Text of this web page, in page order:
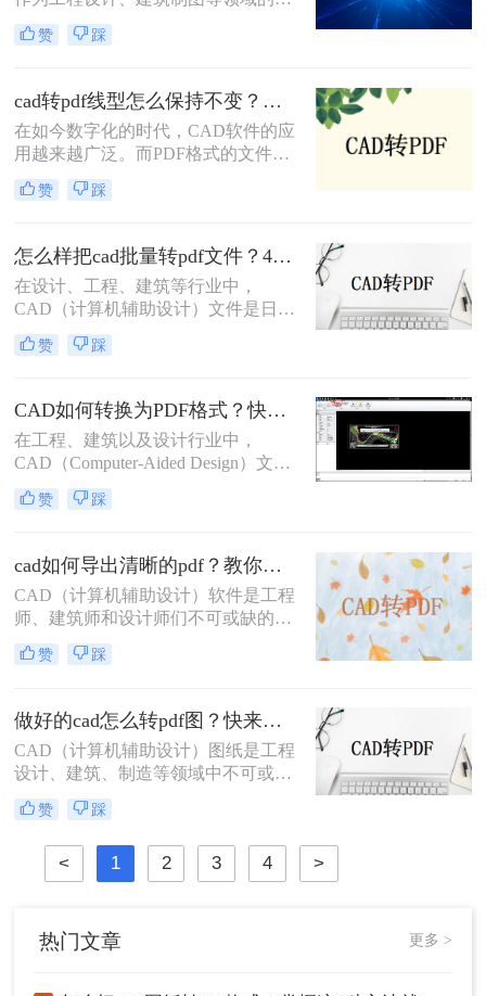
要工具，其转换为PDF（Portable
Document Format）文档的需求日益增
性和内容稳定性，成为了文档共享、
归档和展示的首选。那么如何将CAD
文档转成PDF文档呢？以下将详细介
绍几种将CAD文档转换成PDF文档的
方法。
赞 踩
cad转pdf线型怎么保持不变？试试这3个方法！
在如今数字化的时代，CAD软件的应
用越来越广泛。而PDF格式的文件则
成为了在不同平台之间共享CAD设计
的常用方式。然而，在将CAD文件转
个普遍的问题，那就是线型的变化。
那么cad转pdf线型怎么保持不变呢？
本文将介绍三种方法，帮助您实现
CAD转PDF的过程中线型的完美保
留。
赞 踩
怎么样把cad批量转pdf文件？4种解决方法快来试试吧！
在设计、工程、建筑等行业中，
CAD（计算机辅助设计）文件是日常
工作中不可或缺的一部分。然而，为
了便于分享、打印或存档，经常需要
么样把cad批量转pdf文件呢？本文将
详细介绍几种将CAD文件批量转换为
PDF文件的方法，帮助用户高效完成
这一任务。
赞 踩
CAD如何转换为PDF格式？快来试试这三种方法吧！
在工程、建筑以及设计行业中，
CAD（Computer-Aided Design）文件
是存储和交流复杂设计信息的标准格
式。然而，PDF（Portable Document
易于分享的特点，在日常工作中也占
据着重要地位。因此，将CAD文件转
换为PDF格式，成为了许多专业人士
的必要技能。那么CAD如何转换为
PDF格式呢？本文将详细介绍几种常
用的CAD转PDF的方法，帮助您掌握
赞 踩
cad如何导出清晰的pdf？教你二个实用方法！
​CAD（计算机辅助设计）软件是工程
师、建筑师和设计师们不可或缺的工
具，而PDF（可移植文档格式）文件
则因其跨平台兼容性和内容稳定性，
择。将CAD图纸导出为清晰的PDF文
件，对于确保设计细节的准确传达和
在不同设备间的顺畅分享至关重要。
那么cad如何导出清晰的pdf呢？以下
将详细介绍几种将CAD文件导出为清
晰PDF的方法。
赞 踩
做好的cad怎么转pdf图？快来看看这三种方法！
CAD（计算机辅助设计）图纸是工程
设计、建筑、制造等领域中不可或缺
的重要文件。为了更方便地分享、查
看和打印这些图纸，许多用户会选择
将其转换为PDF（可移植文档格式）
图。那么做好的cad怎么转pdf图呢？
下面将详细介绍几种将CAD图纸转换
赞 踩
< 1 2 3 4 >
热门文章 更多 >